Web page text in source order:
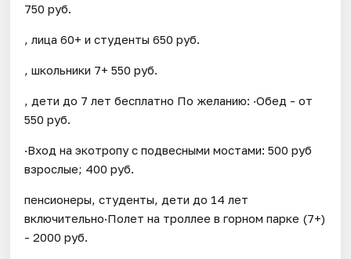
750 руб.
, лица 60+ и студенты 650 руб.
, школьники 7+ 550 руб.
, дети до 7 лет бесплатно По желанию: ·Обед - от
550 руб.
·Вход на экотропу с подвесными мостами: 500 руб
взрослые; 400 руб.
пенсионеры, студенты, дети до 14 лет
включительно·Полет на троллее в горном парке (7+)
- 2000 руб.